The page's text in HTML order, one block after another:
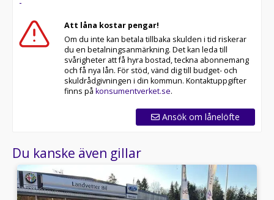
Att låna kostar pengar!
Om du inte kan betala tillbaka skulden i tid riskerar
du en betalningsanmärkning. Det kan leda till
svårigheter att få hyra bostad, teckna abonnemang
och få nya lån. För stöd, vänd dig till budget- och
skuldrådgivningen i din kommun. Kontaktuppgifter
finns på konsumentverket.se.
Ansök om lånelöfte
Du kanske även gillar